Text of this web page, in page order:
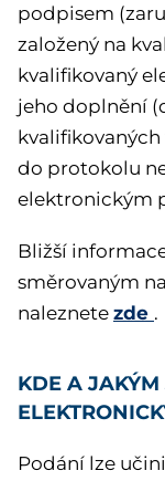
podpisem
založený na
kvalifikovaný
jeho doplnění
do protokolu
elektronickým
Bližší
směrovaným
naleznete zde .
KDE A
Podání lze